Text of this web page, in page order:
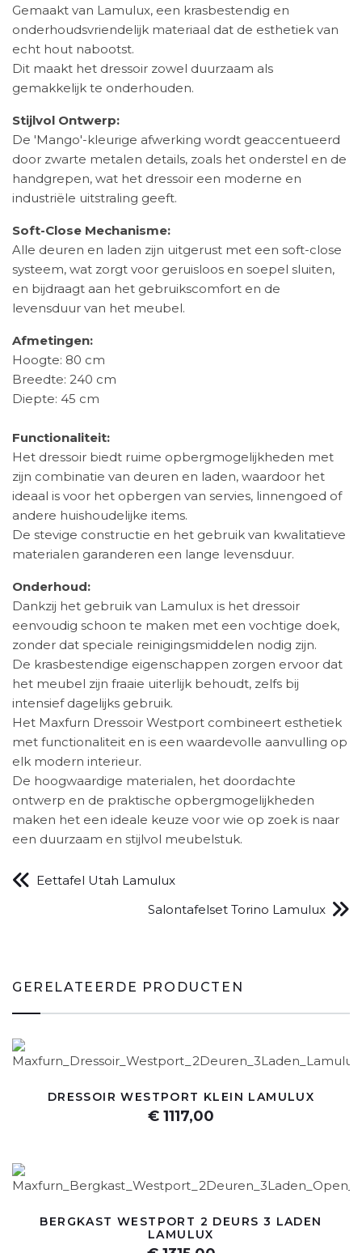
Gemaakt van Lamulux, een krasbestendig en
onderhoudsvriendelijk materiaal dat de esthetiek van
echt hout nabootst.
Dit maakt het dressoir zowel duurzaam als
gemakkelijk te onderhouden.
Stijlvol Ontwerp:
De 'Mango'-kleurige afwerking wordt geaccentueerd
door zwarte metalen details, zoals het onderstel en de
handgrepen, wat het dressoir een moderne en
industriële uitstraling geeft.
Soft-Close Mechanisme:
Alle deuren en laden zijn uitgerust met een soft-close
systeem, wat zorgt voor geruisloos en soepel sluiten,
en bijdraagt aan het gebruikscomfort en de
levensduur van het meubel.
Afmetingen:
Hoogte: 80 cm
Breedte: 240 cm
Diepte: 45 cm
Functionaliteit:
Het dressoir biedt ruime opbergmogelijkheden met
zijn combinatie van deuren en laden, waardoor het
ideaal is voor het opbergen van servies, linnengoed of
andere huishoudelijke items.
De stevige constructie en het gebruik van kwalitatieve
materialen garanderen een lange levensduur.
Onderhoud:
Dankzij het gebruik van Lamulux is het dressoir
eenvoudig schoon te maken met een vochtige doek,
zonder dat speciale reinigingsmiddelen nodig zijn.
De krasbestendige eigenschappen zorgen ervoor dat
het meubel zijn fraaie uiterlijk behoudt, zelfs bij
intensief dagelijks gebruik.
Het Maxfurn Dressoir Westport combineert esthetiek
met functionaliteit en is een waardevolle aanvulling op
elk modern interieur.
De hoogwaardige materialen, het doordachte
ontwerp en de praktische opbergmogelijkheden
maken het een ideale keuze voor wie op zoek is naar
een duurzaam en stijlvol meubelstuk.
Eettafel Utah Lamulux
Salontafelset Torino Lamulux
GERELATEERDE PRODUCTEN
DRESSOIR WESTPORT KLEIN LAMULUX
€ 1117,00
BERGKAST WESTPORT 2 DEURS 3 LADEN
LAMULUX